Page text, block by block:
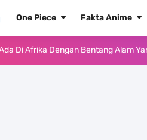
One Piece Fakta Anime
Android Ke Iphone, Sangat Gampang